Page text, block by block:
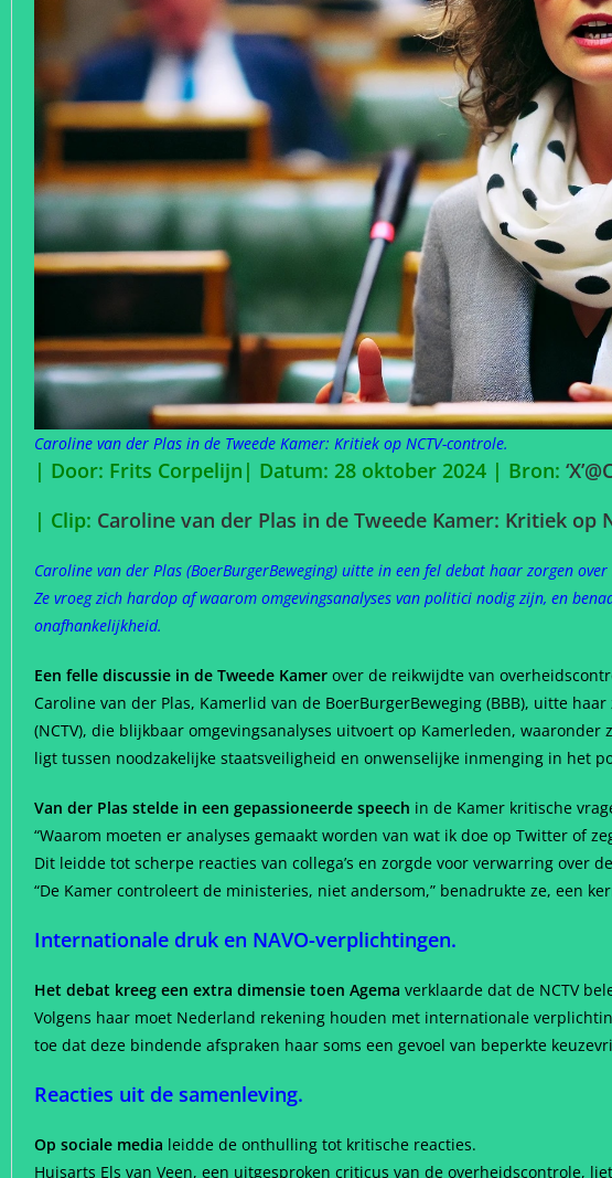
Caroline van der Plas in de Tweede Kamer: Kritiek op NCTV-controle.
| Door: Frits Corpelijn| Datum: 28 oktober 2024 | Bron:
| Clip: Caroline van der Plas in de Tweede Kamer: Kritiek op
Caroline van der Plas (BoerBurgerBeweging) uitte in een fel debat haar zorgen
Ze vroeg zich hardop af waarom omgevingsanalyses van politici nodig zijn, en
onafhankelijkheid.
Een felle discussie in de Tweede Kamer over de reikwijdte van
Caroline van der Plas, Kamerlid van de BoerBurgerBeweging (BBB), uitte
(NCTV), die blijkbaar omgevingsanalyses uitvoert op Kamerleden,
ligt tussen noodzakelijke staatsveiligheid en onwenselijke inmenging in het
Van der Plas stelde in een gepassioneerde speech in de Kamer kritische
“Waarom moeten er analyses gemaakt worden van wat ik doe op Twitter of
Dit leidde tot scherpe reacties van collega’s en zorgde voor verwarring
“De Kamer controleert de ministeries, niet andersom,” benadrukte ze, een
Internationale druk en NAVO-verplichtingen.
Het debat kreeg een extra dimensie toen Agema verklaarde dat de NCTV
Volgens haar moet Nederland rekening houden met internationale
toe dat deze bindende afspraken haar soms een gevoel van beperkte
Reacties uit de samenleving.
Op sociale media leidde de onthulling tot kritische reacties.
Huisarts Els van Veen, een uitgesproken criticus van de overheidscontrole,